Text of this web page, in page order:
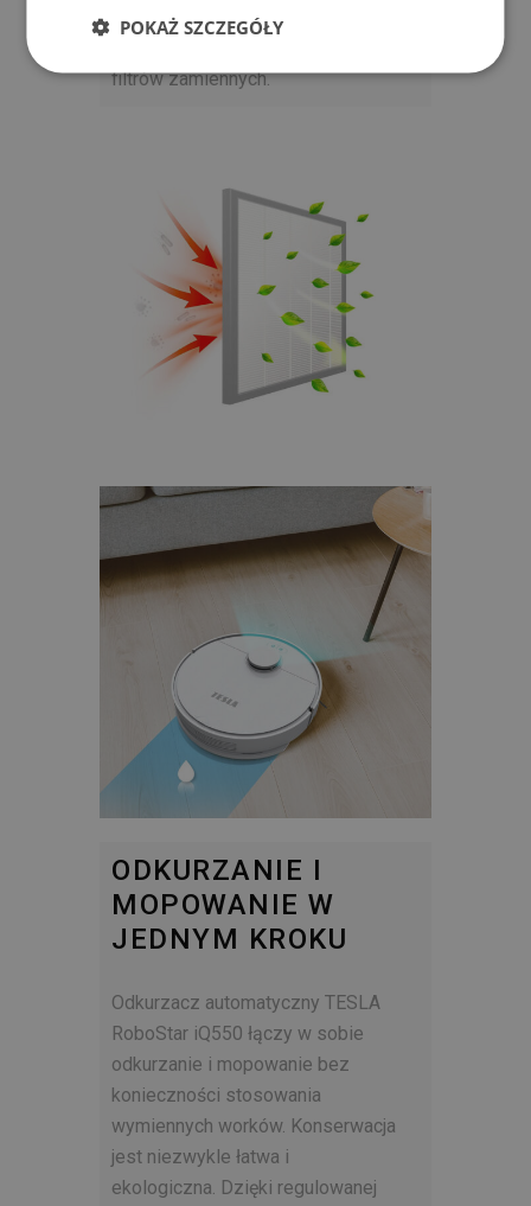
wodą i użyć ponownie. Oszczędza to
filtrów zamiennych.
ODKURZANIE I
MOPOWANIE W
JEDNYM KROKU
Odkurzacz automatyczny TESLA
RoboStar iQ550 łączy w sobie
odkurzanie i mopowanie bez
konieczności stosowania
wymiennych worków. Konserwacja
jest niezwykle łatwa i
ekologiczna. Dzięki regulowanej
POKAŻ SZCZEGÓŁY